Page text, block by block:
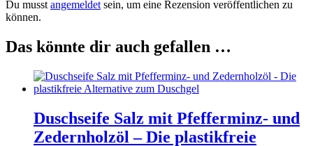
Du musst angemeldet sein, um eine Rezension veröffentlichen zu
können.
Das könnte dir auch gefallen …
Duschseife Salz mit Pfefferminz- und
Zedernholzöl – Die plastikfreie